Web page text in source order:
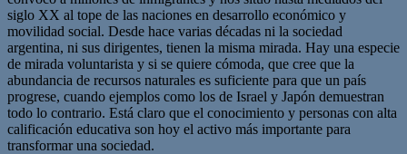
siglo XX al tope de las naciones en desarrollo económico y
movilidad social. Desde hace varias décadas ni la sociedad
argentina, ni sus dirigentes, tienen la misma mirada. Hay una especie
de mirada voluntarista y si se quiere cómoda, que cree que la
abundancia de recursos naturales es suficiente para que un país
progrese, cuando ejemplos como los de Israel y Japón demuestran
todo lo contrario. Está claro que el conocimiento y personas con alta
calificación educativa son hoy el activo más importante para
transformar una sociedad.